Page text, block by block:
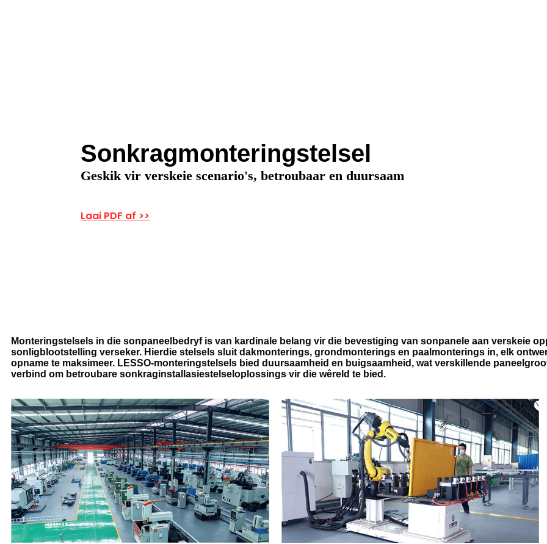
Sonkragmonteringstelsel
Geskik vir verskeie scenario's, betroubaar en duursaam
Laai PDF af >>
Monteringstelsels in die sonpaneelbedryf is van kardinale belang vir die bevestiging van sonpanele aan verskeie
sonligblootstelling verseker. Hierdie stelsels sluit dakmonterings, grondmonterings en paalmonterings in, elk
opname te maksimeer. LESSO-monteringstelsels bied duursaamheid en buigsaamheid, wat verskillende
verbind om betroubare sonkraginstallasiestelseloplossings vir die wêreld te bied.